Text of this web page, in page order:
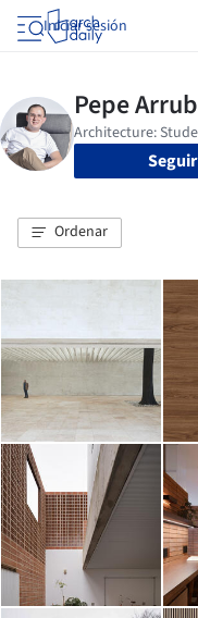
Iniciar sesión
Seguir
Ordenar